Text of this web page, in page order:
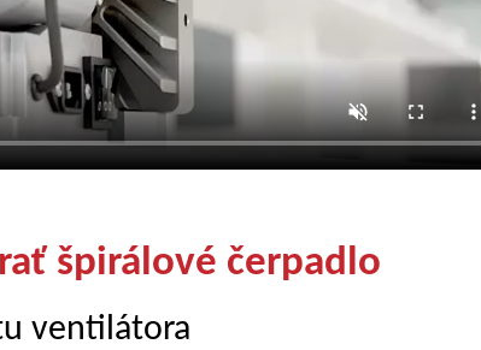
špirálové čerpadlo
ventilátora